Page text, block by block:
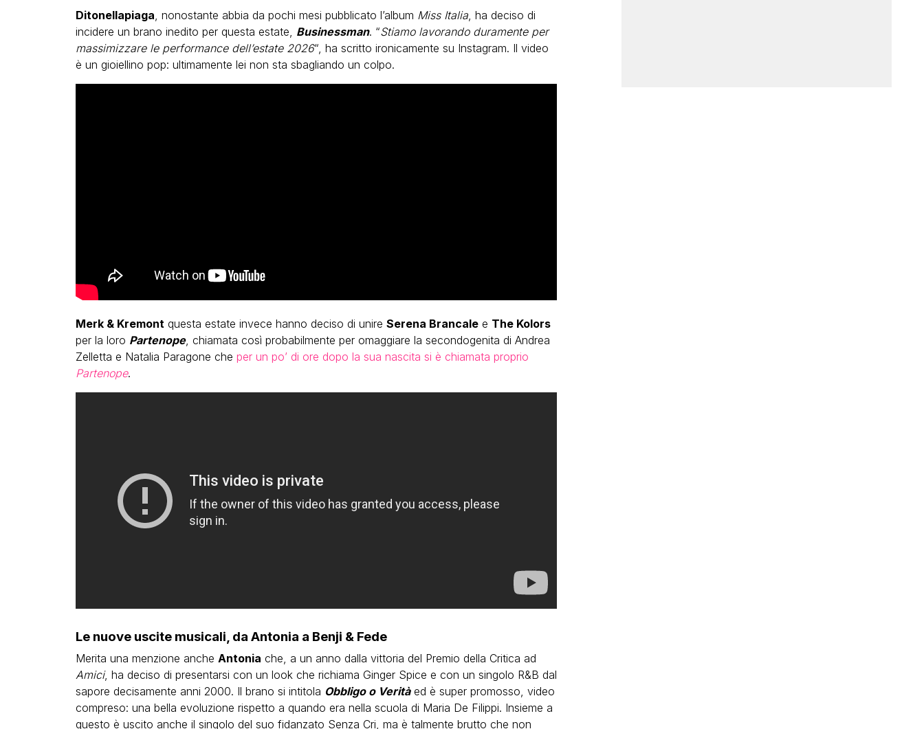
Ditonellapiaga, nonostante abbia da pochi mesi pubblicato l’album Miss Italia, ha deciso di
incidere un brano inedito per questa estate, Businessman. “Stiamo lavorando duramente per
massimizzare le performance dell’estate 2026“, ha scritto ironicamente su Instagram. Il video
è un gioiellino pop: ultimamente lei non sta sbagliando un colpo.
Merk & Kremontquesta estate invece hanno deciso di unire Serena Brancalee The Kolors
per la loro Partenope, chiamata così probabilmente per omaggiare la secondogenita di Andrea
Zelletta e Natalia Paragone che per un po’ di ore dopo la sua nascita si è chiamata proprio
Partenope.
Le nuove uscite musicali, da Antonia a Benji & Fede
Merita una menzione anche Antonia che, a un anno dalla vittoria del Premio della Critica ad
Amici, ha deciso di presentarsi con un look che richiama Ginger Spice e con un singolo R&B dal
sapore decisamente anni 2000. Il brano si intitola Obbligo o Veritàed è super promosso, video
compreso: una bella evoluzione rispetto a quando era nella scuola di Maria De Filippi. Insieme a
questo è uscito anche il singolo del suo fidanzato Senza Cri, ma è talmente brutto che non